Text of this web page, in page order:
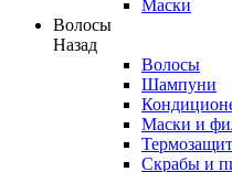
Маски
Волосы
Назад
Волосы
Шампуни
Маски и
Скрабы и